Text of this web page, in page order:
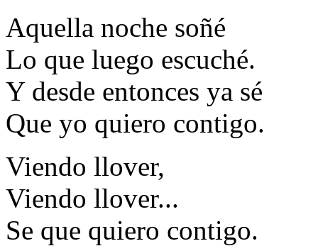
Aquella noche soñé
Lo que luego escuché.
Y desde entonces ya sé
Que yo quiero contigo.
Viendo llover,
Viendo llover...
Se que quiero contigo.